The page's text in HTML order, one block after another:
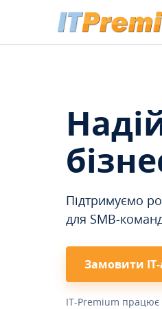
Підтримуємо
для SMB-
Замовити
IT-Premium працює